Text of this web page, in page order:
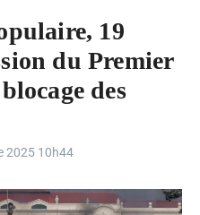
19
du Premier
des
2025 10h44